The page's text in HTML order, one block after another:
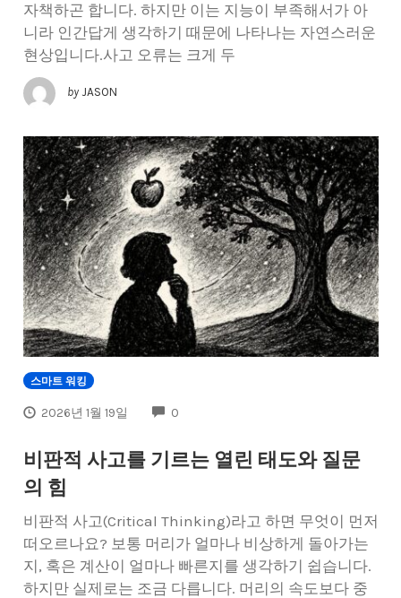
자책하곤 합니다. 하지만 이는 지능이 부족해서가 아
니라 인간답게 생각하기 때문에 나타나는 자연스러운
현상입니다.사고 오류는 크게 두
by JASON
스마트 워킹
2026년 1월 19일 0
비판적 사고를 기르는 열린 태도와 질문
의 힘
비판적 사고(Critical Thinking)라고 하면 무엇이 먼저
떠오르나요? 보통 머리가 얼마나 비상하게 돌아가는
지, 혹은 계산이 얼마나 빠른지를 생각하기 쉽습니다.
하지만 실제로는 조금 다릅니다. 머리의 속도보다 중